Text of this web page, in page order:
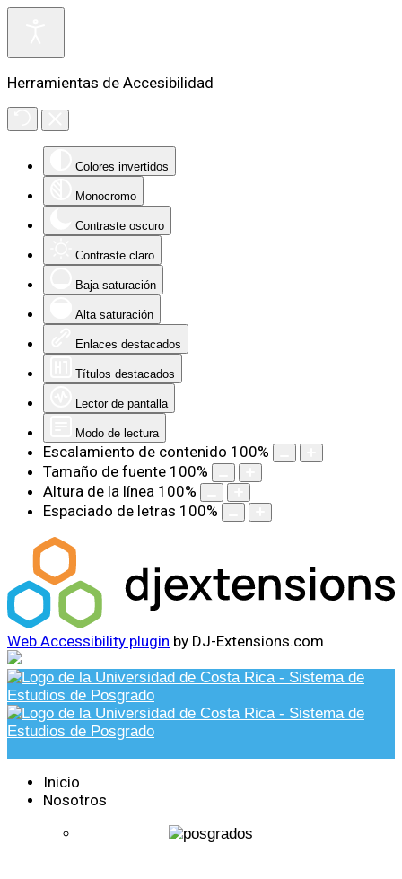
Herramientas de Accesibilidad
Colores invertidos
Monocromo
Contraste oscuro
Contraste claro
Baja saturación
Alta saturación
Enlaces destacados
Títulos destacados
Lector de pantalla
Modo de lectura
Escalamiento de contenido 100%
Tamaño de fuente 100%
Altura de la línea 100%
Espaciado de letras 100%
Web Accessibility plugin by DJ-Extensions.com
Inicio
Nosotros